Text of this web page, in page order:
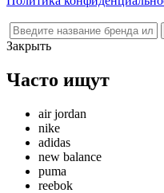
Закрыть
Часто ищут
air jordan
nike
adidas
new balance
puma
reebok